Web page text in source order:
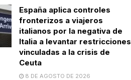
España aplica controles
fronterizos a viajeros
italianos por la negativa de
Italia a levantar restricciones
vinculadas a la crisis de
Ceuta
8 DE AGOSTO DE 2026